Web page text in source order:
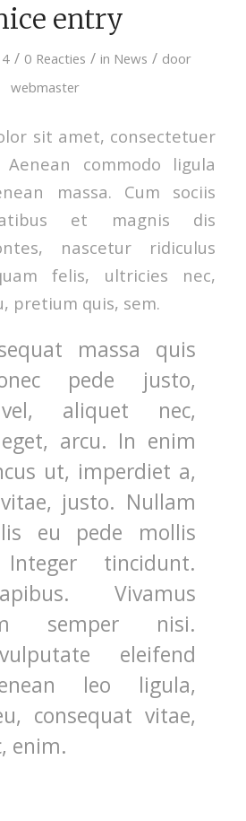
entry
/ 0 Reacties / in News / door
webmaster
sit amet, consectetuer
commodo ligula
massa. Cum sociis
et magnis dis
nascetur ridiculus
felis, ultricies nec,
pretium quis, sem.
massa quis
pede justo,
aliquet nec,
arcu. In enim
ut, imperdiet a,
justo. Nullam
eu pede mollis
tincidunt.
Vivamus
semper nisi.
eleifend
leo ligula,
consequat vitae,
enim.